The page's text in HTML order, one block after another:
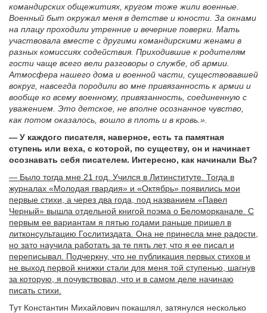
командирских общежитиях, кругом тоже жили военные.
Военный быт окружал меня в детстве и юности. За окнами
на плацу проходили утренние и вечерние поверки. Мать
участвовала вместе с другими командирскими женами в
разных комиссиях содействия. Приходившие к родителям
гости чаще всего вели разговоры о службе, об армии.
Атмосфера нашего дома и военной части, существовавшей
вокруг, навсегда породили во мне привязанность к армии и
вообще ко всему военному, привязанность, соединенную с
уважением. Это детское, не вполне осознанное чувство,
как потом оказалось, вошло в плоть и в кровь.».
— У каждого писателя, наверное, есть та памятная
ступень или веха, с которой, по существу, он и начинает
осознавать себя писателем. Интересно, как начинали Вы?
— Было тогда мне 21 год. Учился в Литинституте. Тогда в
журналах «Молодая гвардия» и «Октябрь» появились мои
первые стихи, а через два года, под названием «Павел
Черный» вышла отдельной книгой поэма о Беломорканале. С
первым ее вариантам я пятью годами раньше пришел в
литконсультацию Гослитиздата. Она не принесла мне радости,
но зато научила работать за те пять лет, что я ее писал и
переписывал. Подчеркну, что не публикация первых стихов и
не выход первой книжки стали для меня той ступенью, шагнув
за которую, я почувствовал, что и в самом деле начинаю
писать стихи.
Тут Константин Михайлович покашлял, затянулся несколько